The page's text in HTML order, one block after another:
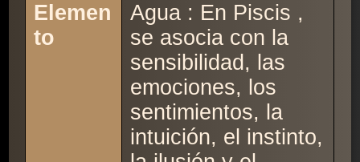
Elemen
to
Agua : En Piscis ,
se asocia con la
sensibilidad, las
emociones, los
sentimientos, la
intuición, el instinto,